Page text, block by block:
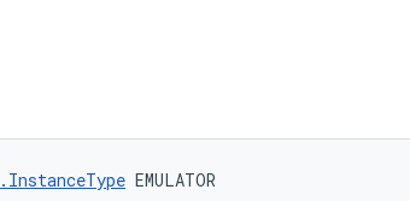
EMULATOR